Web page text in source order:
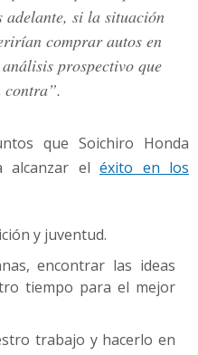
adelante, si la situación
comprar autos en
prospectivo que
contra”.
que Soichiro Honda
alcanzar el éxito en los
y juventud.
encontrar las ideas
tiempo para el mejor
trabajo y hacerlo en